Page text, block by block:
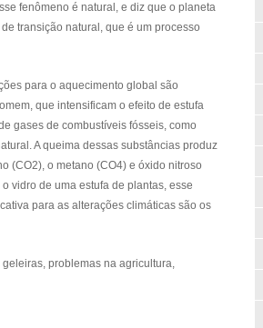
fenômeno é natural, e diz que o planeta
transição natural, que é um processo
para o aquecimento global são
que intensificam o efeito de estufa
gases de combustíveis fósseis, como
A queima dessas substâncias produz
(CO2), o metano (CO4) e óxido nitroso
vidro de uma estufa de plantas, esse
para as alterações climáticas são os
problemas na agricultura,